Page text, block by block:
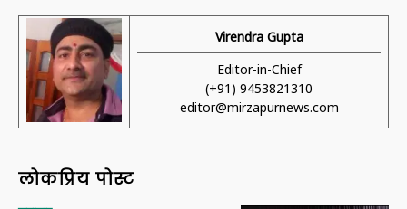
Virendra Gupta
Editor-in-Chief
(+91) 9453821310
editor@mirzapurnews.com
लोकप्रिय पोस्ट